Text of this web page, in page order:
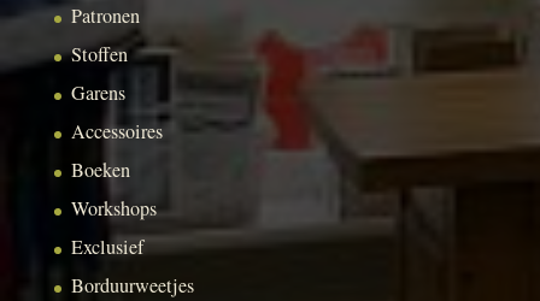
Patronen
Stoffen
Garens
Accessoires
Boeken
Workshops
Exclusief
Borduurweetjes